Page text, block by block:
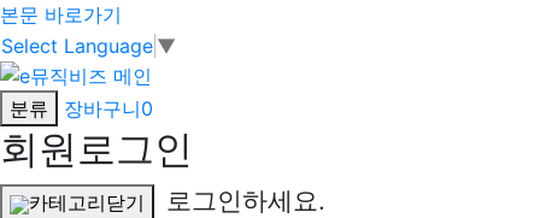
본문 바로가기
Select Language ▼
분류 장바구니0
회원로그인
카테고리닫기 로그인하세요.